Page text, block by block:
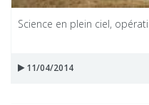
Science en plein ciel,
11/04/2014